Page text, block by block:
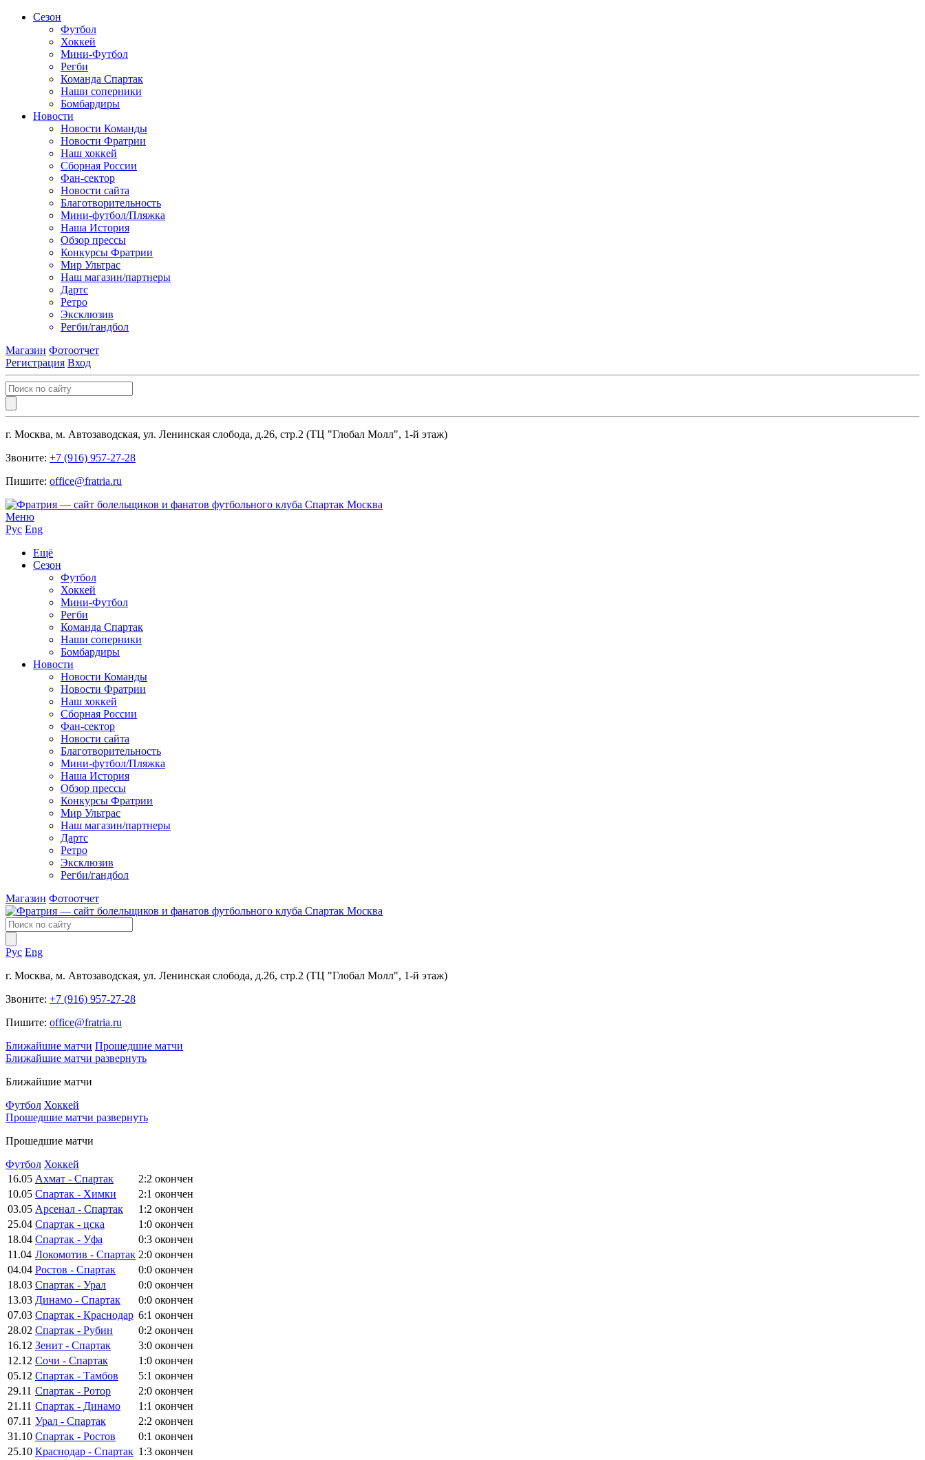
Сезон
Футбол
Хоккей
Мини-Футбол
Регби
Команда Спартак
Наши соперники
Бомбардиры
Новости
Новости Команды
Новости Фратрии
Наш хоккей
Сборная России
Фан-cектор
Новости сайта
Благотворительность
Мини-футбол/Пляжка
Наша История
Обзор прессы
Конкурсы Фратрии
Мир Ультрас
Наш магазин/партнеры
Дартс
Ретро
Эксклюзив
Регби/гандбол
Магазин Фотоотчет
Регистрация Вход
г. Москва, м. Автозаводская, ул. Ленинская слобода, д.26, стр.2 (ТЦ "Глобал Молл", 1-й этаж)
Звоните: +7 (916) 957-27-28
Пишите: office@fratria.ru
Меню
Рус Eng
Ещё
Сезон
Футбол
Хоккей
Мини-Футбол
Регби
Команда Спартак
Наши соперники
Бомбардиры
Новости
Новости Команды
Новости Фратрии
Наш хоккей
Сборная России
Фан-cектор
Новости сайта
Благотворительность
Мини-футбол/Пляжка
Наша История
Обзор прессы
Конкурсы Фратрии
Мир Ультрас
Наш магазин/партнеры
Дартс
Ретро
Эксклюзив
Регби/гандбол
Магазин Фотоотчет
Рус Eng
г. Москва, м. Автозаводская, ул. Ленинская слобода, д.26, стр.2 (ТЦ "Глобал Молл", 1-й этаж)
Звоните: +7 (916) 957-27-28
Пишите: office@fratria.ru
Ближайшие матчи Прошедшие матчи
Ближайшие матчи развернуть
Ближайшие матчи
Футбол Хоккей
Прошедшие матчи развернуть
Прошедшие матчи
Футбол Хоккей
16.05 Ахмат - Спартак 2:2 окончен
10.05 Спартак - Химки 2:1 окончен
03.05 Арсенал - Спартак 1:2 окончен
25.04 Спартак - цска 1:0 окончен
18.04 Спартак - Уфа 0:3 окончен
11.04 Локомотив - Спартак 2:0 окончен
04.04 Ростов - Спартак 0:0 окончен
18.03 Спартак - Урал 0:0 окончен
13.03 Динамо - Спартак 0:0 окончен
07.03 Спартак - Краснодар 6:1 окончен
28.02 Спартак - Рубин 0:2 окончен
16.12 Зенит - Спартак 3:0 окончен
12.12 Сочи - Спартак 1:0 окончен
05.12 Спартак - Тамбов 5:1 окончен
29.11 Спартак - Ротор 2:0 окончен
21.11 Спартак - Динамо 1:1 окончен
07.11 Урал - Спартак 2:2 окончен
31.10 Спартак - Ростов 0:1 окончен
25.10 Краснодар - Спартак 1:3 окончен